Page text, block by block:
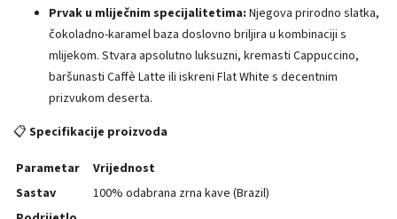
Prvak u mliječnim specijalitetima: Njegova prirodno slatka,
čokoladno-karamel baza doslovno briljira u kombinaciji s
mlijekom. Stvara apsolutno luksuzni, kremasti Cappuccino,
baršunasti Caffè Latte ili iskreni Flat White s decentnim
prizvukom deserta.
📋 Specifikacije proizvoda
Parametar
Vrijednost
Sastav
100% odabrana zrna kave (Brazil)